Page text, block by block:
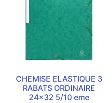
CHEMISE ELASTIQUE 3
RABATS ORDINAIRE
24×32 5/10 eme